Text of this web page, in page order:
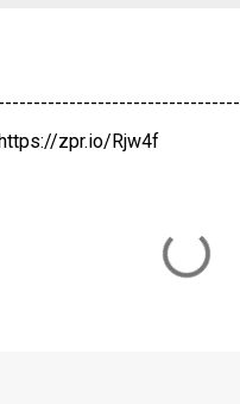
zpr.io/Rjw4f